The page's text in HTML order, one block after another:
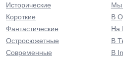
Исторические
Короткие
Фантастические
Остросюжетные
Современные
Мы
В
На
В
В